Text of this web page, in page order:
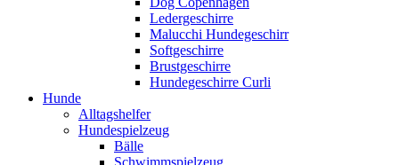
Ledergeschirre
Malucchi Hundegeschirr
Softgeschirre
Brustgeschirre
Hundegeschirre Curli
Hunde
Alltagshelfer
Hundespielzeug
Bälle
Schwimmspielzeug